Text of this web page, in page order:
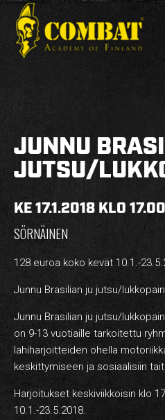
YRITYSKURSSIT –
JUNNU
JUTSU/
KE 17.1.2018 KLO
SÖRNÄINEN
128 euroa koko kevät 10.1.-
Junnu Brasilian ju jutsu/
Junnu Brasilian ju jutsu/
on 9-13 vuotiaille tarkoitettu
lahiharjoitteiden ohella
keskittymiseen ja sosiaalisiin
Harjoitukset keskiviikkoisin klo
10.1.-23.5.2018.